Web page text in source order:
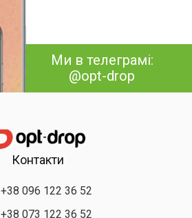
Ми в телеграмі:
@opt-drop
Контакти
+38 096 122 36 52
+38 073 122 36 52